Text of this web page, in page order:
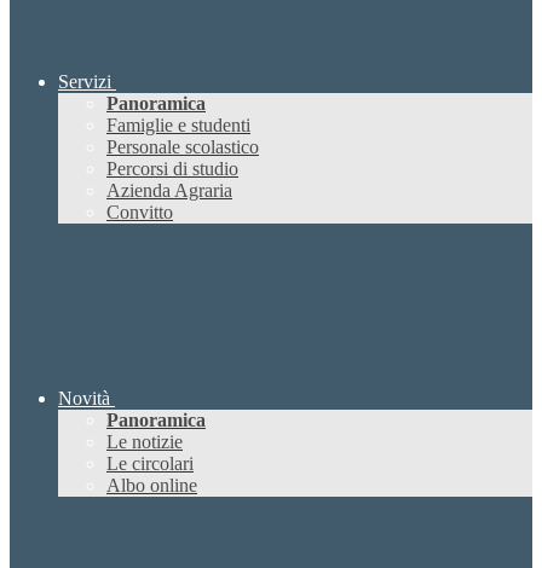
Servizi
Panoramica
Famiglie e studenti
Personale scolastico
Percorsi di studio
Azienda Agraria
Convitto
Novità
Panoramica
Le notizie
Le circolari
Albo online